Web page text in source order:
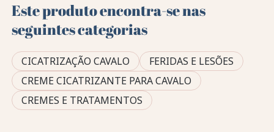
Este produto encontra-se nas
seguintes categorias
CICATRIZAÇÃO CAVALO
FERIDAS E LESÕES
CREME CICATRIZANTE PARA CAVALO
CREMES E TRATAMENTOS